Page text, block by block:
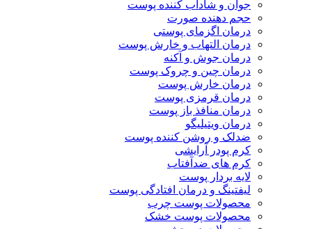
جوان و شاداب کننده پوست
حجم دهنده صورت
درمان اگزمای پوستی
درمان التهاب و خارش پوست
درمان جوش و آکنه
درمان چین و چروک پوست
درمان خارش پوست
درمان قرمزی پوست
درمان منافذ باز پوست
درمان ویتیلیگو
ضدلک و روشن کننده پوست
کرم پودر آرایشی
کرم های ضدآفتاب
لایه بردار پوست
لیفتینگ و درمان افتادگی پوست
محصولات پوست چرب
محصولات پوست خشک